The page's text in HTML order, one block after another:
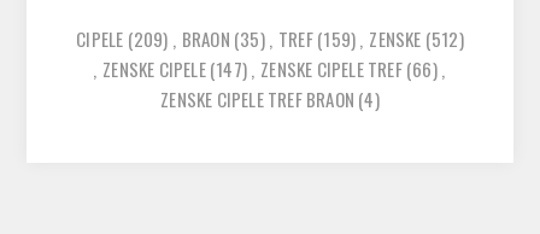
CIPELE (209) , BRAON (35), TREF(159), ZENSKE (512)
, ZENSKE CIPELE(147), ZENSKE CIPELE TREF(66),
ZENSKE CIPELE TREF BRAON (4)